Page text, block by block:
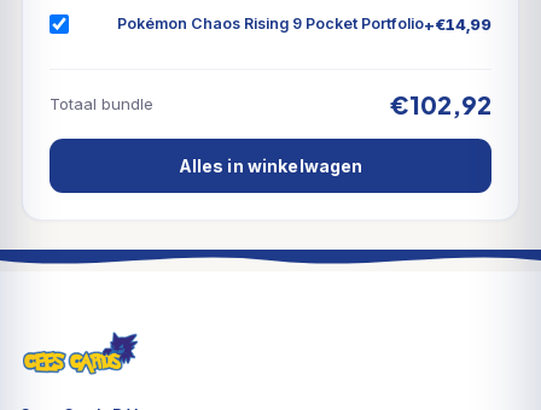
Pokémon Chaos Rising 9 Pocket Portfolio+€14,99
Totaal bundle €102,92
Alles in winkelwagen